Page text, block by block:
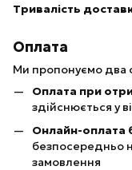
Тривалість
Оплата
Ми пропонуємо два
Оплата при
здійснюється у
Онлайн-оплата
безпосередньо
замовлення